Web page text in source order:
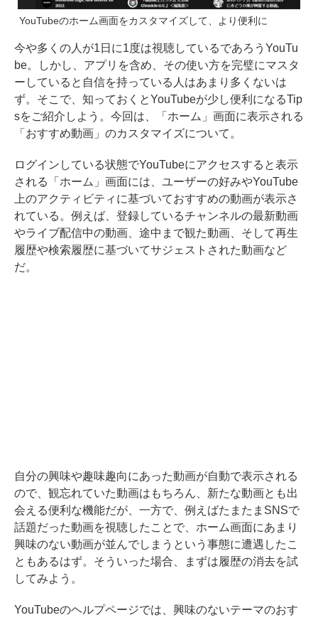
YouTubeのホーム画面をカスタマイズして、より便利に
今や多くの人が1日に1度は視聴しているであろうYouTu
be。しかし、アプリを含め、その使い方を完璧にマスタ
ーしていると自信を持っている人はあまり多くないは
ず。そこで、知っておくとYouTubeが少し便利になるTip
sをご紹介しよう。今回は、「ホーム」画面に表示される
「おすすめ動画」のカスタマイズについて。
ログインしている状態でYouTubeにアクセスすると表示
される「ホーム」画面には、ユーザーの好みやYouTube
上のアクティビティに基づいておすすめの動画が表示さ
れている。例えば、登録しているチャンネルの最新動画
やライブ配信中の動画、途中まで観た動画、そして再生
履歴や検索履歴に基づいてサジェストされた動画など
だ。
自分の興味や趣味趣向にあった動画が自動で表示される
ので、観忘れていた動画はもちろん、新たな動画とも出
会える便利な機能だが、一方で、例えばたまたまSNSで
話題だった動画を視聴したことで、ホーム画面にあまり
興味のない動画が並んでしまうという事態に遭遇したこ
ともあるはず。そういった場合、まずは履歴の消去を試
してみよう。
YouTubeのヘルプページでは、興味のないテーマのおす